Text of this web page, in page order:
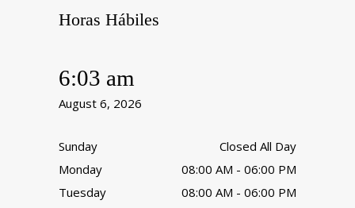
Horas Hábiles
6:03 am
August 6, 2026
Sunday
Closed All Day
Monday
08:00 AM - 06:00 PM
Tuesday
08:00 AM - 06:00 PM